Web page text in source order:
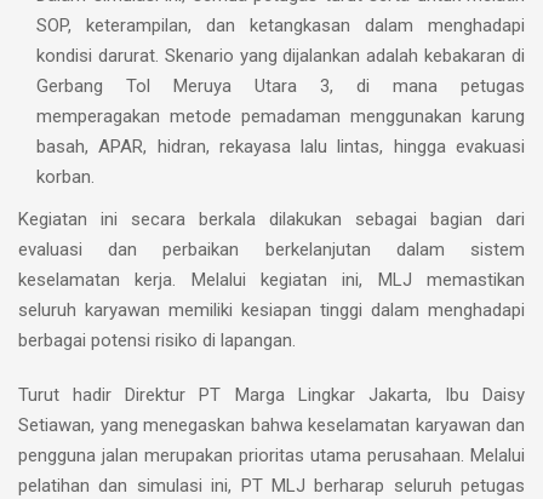
SOP, keterampilan, dan ketangkasan dalam menghadapi
kondisi darurat. Skenario yang dijalankan adalah kebakaran di
Gerbang Tol Meruya Utara 3, di mana petugas
memperagakan metode pemadaman menggunakan karung
basah, APAR, hidran, rekayasa lalu lintas, hingga evakuasi
korban.
Kegiatan ini secara berkala dilakukan sebagai bagian dari
evaluasi dan perbaikan berkelanjutan dalam sistem
keselamatan kerja. Melalui kegiatan ini, MLJ memastikan
seluruh karyawan memiliki kesiapan tinggi dalam menghadapi
berbagai potensi risiko di lapangan.
Turut hadir Direktur PT Marga Lingkar Jakarta, Ibu Daisy
Setiawan, yang menegaskan bahwa keselamatan karyawan dan
pengguna jalan merupakan prioritas utama perusahaan. Melalui
pelatihan dan simulasi ini, PT MLJ berharap seluruh petugas